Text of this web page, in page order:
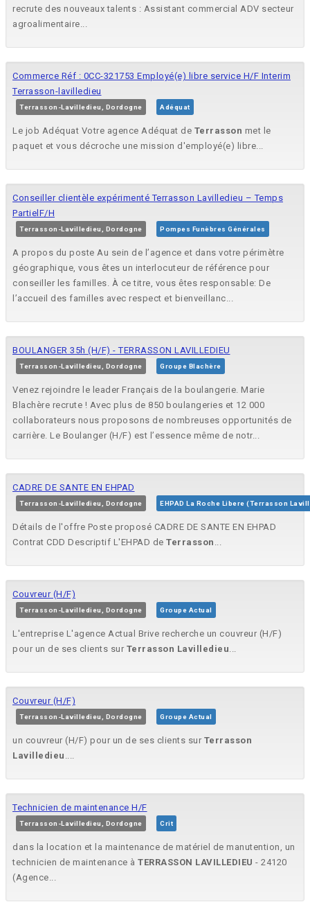
recrute des nouveaux talents : Assistant commercial ADV secteur
agroalimentaire...
Commerce Réf : 0CC-321753 Employé(e) libre service H/F Interim
Terrasson-lavilledieu
Terrasson-Lavilledieu, Dordogne Adéquat
Le job Adéquat Votre agence Adéquat de Terrasson met le
paquet et vous décroche une mission d'employé(e) libre...
Conseiller clientèle expérimenté Terrasson Lavilledieu – Temps
PartielF/H
Terrasson-Lavilledieu, Dordogne Pompes Funèbres Générales
A propos du poste Au sein de l’agence et dans votre périmètre
géographique, vous êtes un interlocuteur de référence pour
conseiller les familles. À ce titre, vous êtes responsable: De
l’accueil des familles avec respect et bienveillanc...
BOULANGER 35h (H/F) - TERRASSON LAVILLEDIEU
Terrasson-Lavilledieu, Dordogne Groupe Blachère
Venez rejoindre le leader Français de la boulangerie. Marie
Blachère recrute ! Avec plus de 850 boulangeries et 12 000
collaborateurs nous proposons de nombreuses opportunités de
carrière. Le Boulanger (H/F) est l’essence même de notr...
CADRE DE SANTE EN EHPAD
Terrasson-Lavilledieu, Dordogne EHPAD La Roche Libere (Terrasson
Détails de l'offre Poste proposé CADRE DE SANTE EN EHPAD
Contrat CDD Descriptif L'EHPAD de Terrasson ...
Couvreur (H/F)
Terrasson-Lavilledieu, Dordogne Groupe Actual
L'entreprise L'agence Actual Brive recherche un couvreur (H/F)
pour un de ses clients sur Terrasson Lavilledieu...
Couvreur (H/F)
Terrasson-Lavilledieu, Dordogne Groupe Actual
un couvreur (H/F) pour un de ses clients sur Terrasson
Lavilledieu ....
Technicien de maintenance H/F
Terrasson-Lavilledieu, Dordogne Crit
dans la location et la maintenance de matériel de manutention, un
technicien de maintenance à TERRASSON LAVILLEDIEU - 24120
(Agence...